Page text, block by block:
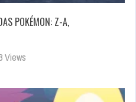
POKÉMON: Z-A,
Views